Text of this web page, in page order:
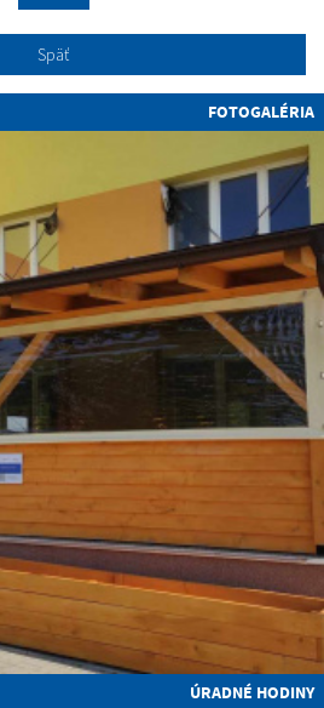
Späť
FOTOGALÉRIA
ÚRADNÉ HODINY